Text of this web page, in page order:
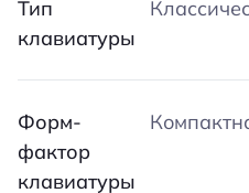
Тип
клавиатуры
Форм-
фактор
клавиатуры